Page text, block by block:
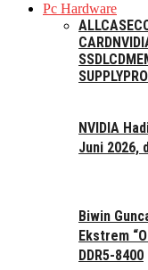
Pc Hardware
ALLCASE
CARD
SSDLCD
SUPPLY
NVIDIA
Juni 2026,
Biwin
Ekstrem
DDR5-8400